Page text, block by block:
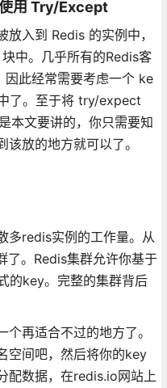
用 Try/Except
入到 Redis 的实例中，
中。几乎所有的Redis客
因此经常需要考虑一个 ke
了。至于将 try/expect
本文要讲的，你只需要知
放的地方就可以了。
多redis实例的工作量。从
了。Redis集群允许你基于
的key。完整的集群背后
再适合不过的地方了。
空间吧，然后将你的key
配数据，在redis.io网站上